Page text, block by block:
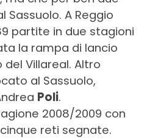
A Reggio
partite in due stagioni
la rampa di lancio
Villareal. Altro
al Sassuolo,
Poli.
2008/2009 con
reti segnate.